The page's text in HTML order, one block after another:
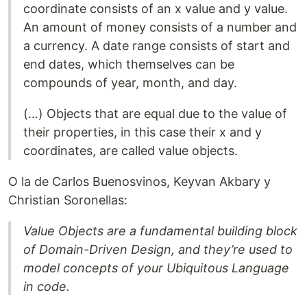
coordinate consists of an x value and y value.
An amount of money consists of a number and
a currency. A date range consists of start and
end dates, which themselves can be
compounds of year, month, and day.
(…) Objects that are equal due to the value of
their properties, in this case their x and y
coordinates, are called value objects.
O la de Carlos Buenosvinos, Keyvan Akbary y
Christian Soronellas:
Value Objects are a fundamental building block
of Domain-Driven Design, and they’re used to
model concepts of your Ubiquitous Language
in code.